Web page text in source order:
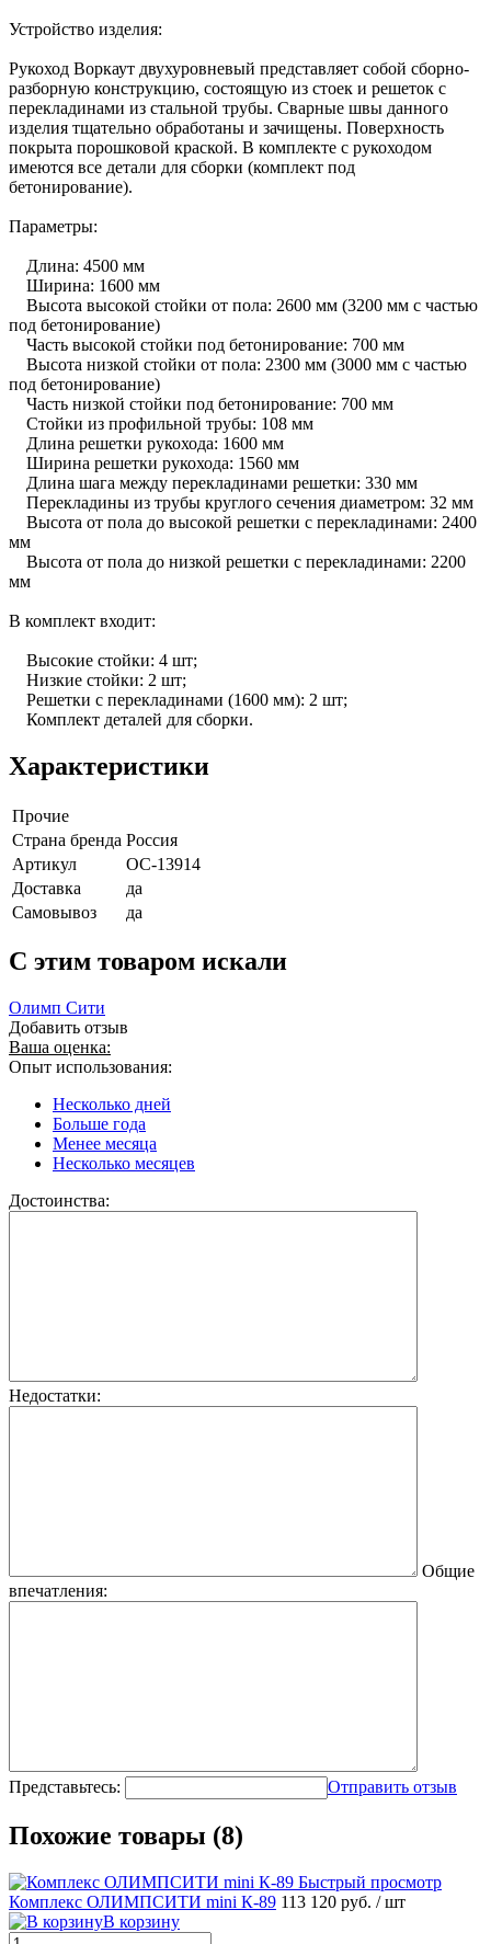
Устройство изделия:
Рукоход Воркаут двухуровневый представляет собой сборно-
разборную конструкцию, состоящую из стоек и решеток с
перекладинами из стальной трубы. Сварные швы данного
изделия тщательно обработаны и зачищены. Поверхность
покрыта порошковой краской. В комплекте с рукоходом
имеются все детали для сборки (комплект под
бетонирование).
Параметры:
Длина: 4500 мм
Ширина: 1600 мм
Высота высокой стойки от пола: 2600 мм (3200 мм с частью
под бетонирование)
Часть высокой стойки под бетонирование: 700 мм
Высота низкой стойки от пола: 2300 мм (3000 мм с частью
под бетонирование)
Часть низкой стойки под бетонирование: 700 мм
Стойки из профильной трубы: 108 мм
Длина решетки рукохода: 1600 мм
Ширина решетки рукохода: 1560 мм
Длина шага между перекладинами решетки: 330 мм
Перекладины из трубы круглого сечения диаметром: 32 мм
Высота от пола до высокой решетки с перекладинами: 2400
мм
Высота от пола до низкой решетки с перекладинами: 2200
мм
В комплект входит:
Высокие стойки: 4 шт;
Низкие стойки: 2 шт;
Решетки с перекладинами (1600 мм): 2 шт;
Комплект деталей для сборки.
Характеристики
Прочие
Страна бренда Россия
Артикул
ОС-13914
Доставка
да
Самовывоз
да
C этим товаром искали
Олимп Сити
Добавить отзыв
Ваша оценка:
Опыт использования:
Несколько дней
Больше года
Менее месяца
Несколько месяцев
Достоинства:
Недостатки:
Общие
впечатления:
Представьтесь: Отправить отзыв
Похожие товары (8)
Быстрый просмотр
Комплекс ОЛИМПСИТИ mini К-89 113 120 руб. / шт
В корзину